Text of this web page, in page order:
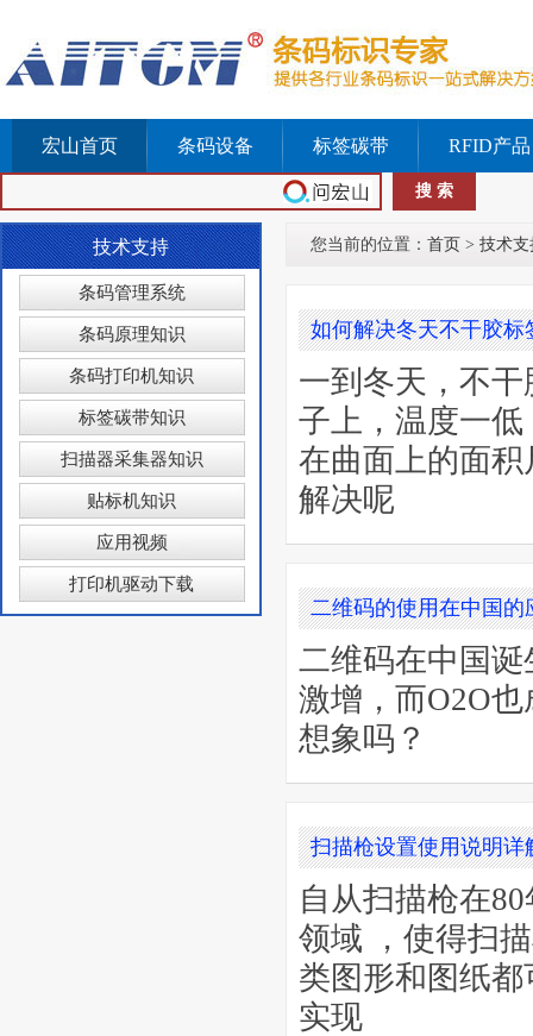
宏山首页 条码设备 标签碳带 RFID产品
技术支持
条码管理系统
条码原理知识
条码打印机知识
标签碳带知识
扫描器采集器知识
贴标机知识
应用视频
打印机驱动下载
您当前的位置： 首页 > 技术支
如何解决冬天不干胶标
一到冬天，不
子上，温度一
在曲面上的面
解决呢
二维码的使用在中国的
二维码在中国
激增，而O2O
想象吗？
扫描枪设置使用说明详
自从扫描枪在
领域 ，使得扫
类图形和图纸
实现